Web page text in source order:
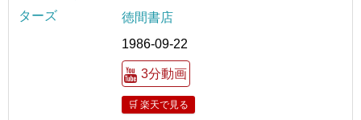
徳間書店
1986-09-22
3分動画
🛒 楽天で見る